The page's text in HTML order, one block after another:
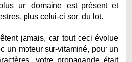
un domaine est présent et
plus celui-ci sort du lot.
jamais, car tout ceci évolue
un moteur sur-vitaminé, pour un
votre propagande était